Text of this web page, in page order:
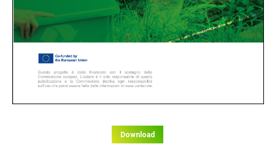
Download